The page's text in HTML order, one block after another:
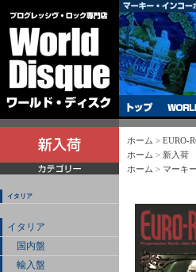
イタリア
イタリア
国内盤
輸入盤
ホーム > EURO-
ホーム > 新入荷
ホーム > マーキ